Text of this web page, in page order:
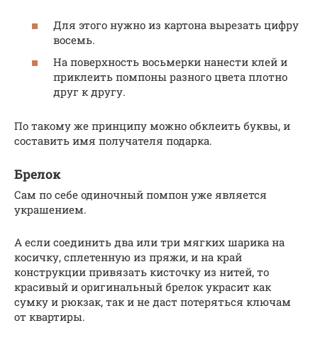
Для этого нужно из картона вырезать цифру
восемь.
На поверхность восьмерки нанести клей и
приклеить помпоны разного цвета плотно
друг к другу.
По такому же принципу можно обклеить буквы, и
составить имя получателя подарка.
Брелок
Сам по себе одиночный помпон уже является
украшением.
А если соединить два или три мягких шарика на
косичку, сплетенную из пряжи, и на край
конструкции привязать кисточку из нитей, то
красивый и оригинальный брелок украсит как
сумку и рюкзак, так и не даст потеряться ключам
от квартиры.